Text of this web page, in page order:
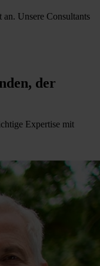
Unsere Consultants
der
Expertise mit